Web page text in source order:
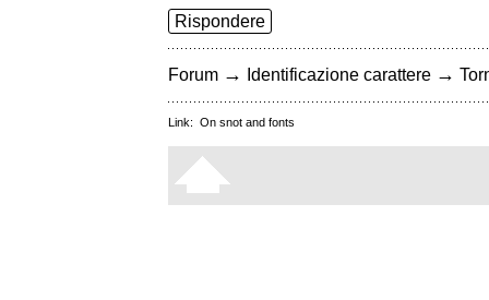
Rispondere
Forum → Identificazione carattere →
Link: On snot and fonts